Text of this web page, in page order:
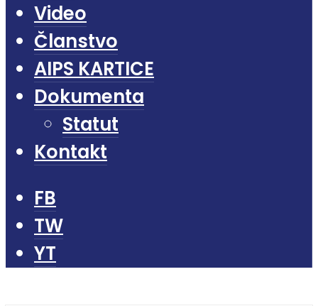
Video
Članstvo
AIPS KARTICE
Dokumenta
Statut
Kontakt
FB
TW
YT